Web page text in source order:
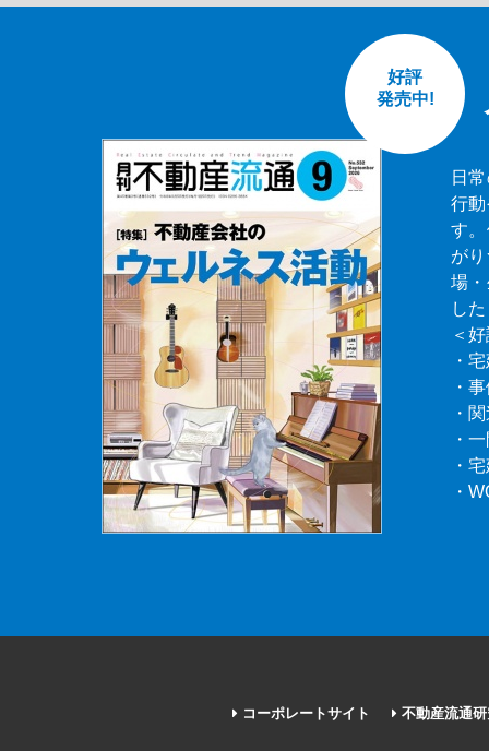
好評
発売中!
日
行
す
が
場
した
＜
・
・
・
・
・
・
コーポレートサイト
不動産流通